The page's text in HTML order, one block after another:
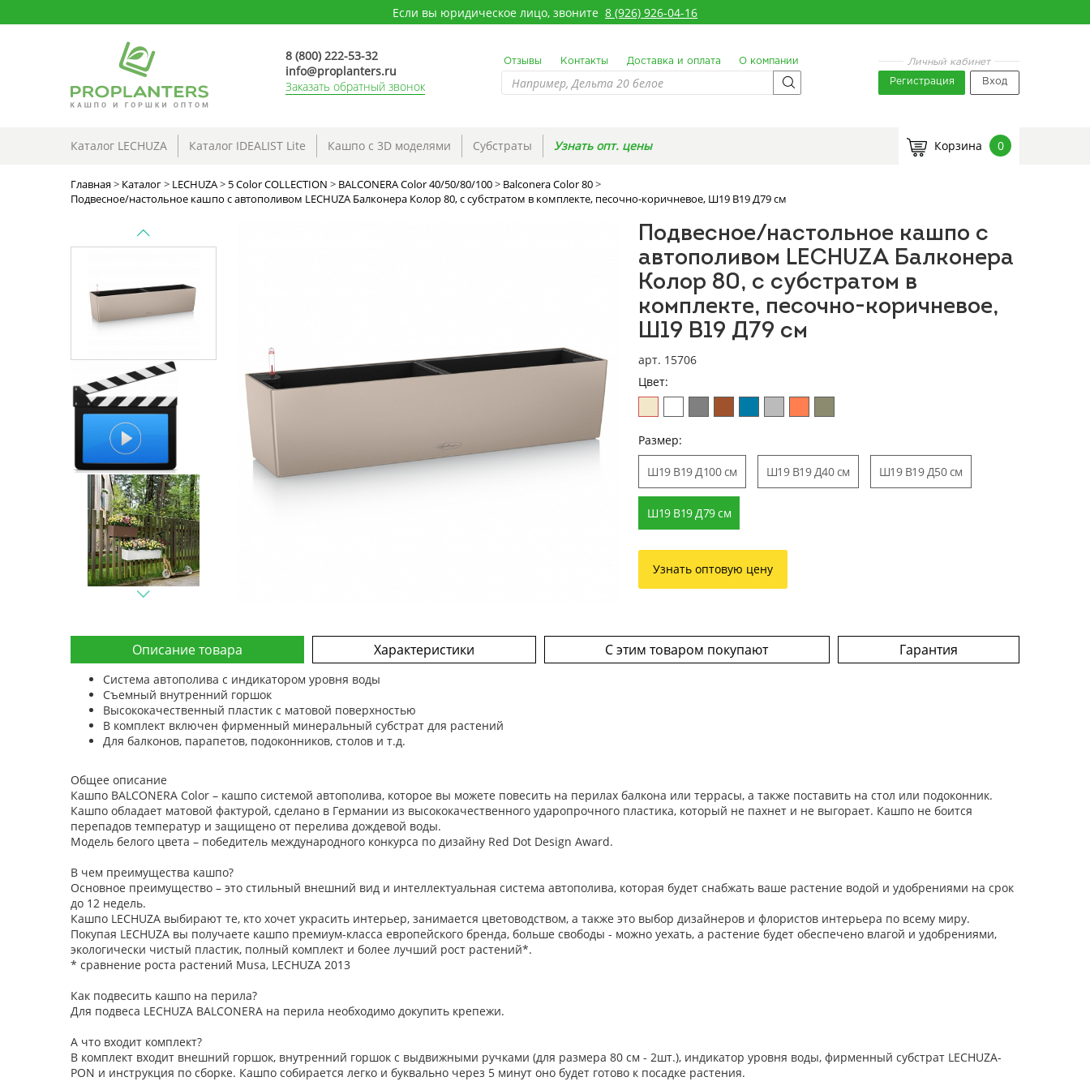
Если вы юридическое лицо, звоните 8 (926) 926-04-16
8 (800) 222-53-32
info@proplanters.ru
Заказать обратный звонок
Отзывы Контакты Доставка и оплата О компании Личный кабинет
Регистрация Вход
Каталог LECHUZA Каталог IDEALIST Lite Кашпо с 3D моделями Субстраты Узнать опт. цены Корзина 0
Главная> Каталог> LECHUZA> 5 Color COLLECTION > BALCONERA Color 40/50/80/100> Balconera Color 80>
Подвесное/настольное кашпо с автополивом LECHUZA Балконера Колор 80, с субстратом в комплекте, песочно-коричневое, Ш19 В19 Д79 см
Подвесное/настольное кашпо с
автополивом LECHUZA Балконера
Колор 80, с субстратом в
комплекте, песочно-коричневое,
Ш19 В19 Д79 см
арт. 15706
Цвет:
Размер:
Ш19 В19 Д100 см Ш19 В19 Д40 см Ш19 В19 Д50 см
Ш19 В19 Д79 см
Узнать оптовую цену
Описание товара Характеристики С этим товаром покупают Гарантия
Система автополива с индикатором уровня воды
Съемный внутренний горшок
Высококачественный пластик с матовой поверхностью
В комплект включен фирменный минеральный субстрат для растений
Для балконов, парапетов, подоконников, столов и т.д.
Общее описание
Кашпо BALCONERA Color – кашпо системой автополива, которое вы можете повесить на перилах балкона или террасы, а также поставить на стол или подоконник.
Кашпо обладает матовой фактурой, сделано в Германии из высококачественного ударопрочного пластика, который не пахнет и не выгорает. Кашпо не боится
перепадов температур и защищено от перелива дождевой воды.
Модель белого цвета – победитель международного конкурса по дизайну Red Dot Design Award.
В чем преимущества кашпо?
Основное преимущество – это стильный внешний вид и интеллектуальная система автополива, которая будет снабжать ваше растение водой и удобрениями на срок
до 12 недель.
Кашпо LECHUZA выбирают те, кто хочет украсить интерьер, занимается цветоводством, а также это выбор дизайнеров и флористов интерьера по всему миру.
Покупая LECHUZA вы получаете кашпо премиум-класса европейского бренда, больше свободы - можно уехать, а растение будет обеспечено влагой и удобрениями,
экологически чистый пластик, полный комплект и более лучший рост растений*.
* сравнение роста растений Musa, LECHUZA 2013
Как подвесить кашпо на перила?
Для подвеса LECHUZA BALCONERA на перила необходимо докупить крепежи.
А что входит комплект?
В комплект входит внешний горшок, внутренний горшок с выдвижными ручками (для размера 80 см - 2шт.), индикатор уровня воды, фирменный субстрат LECHUZA-
PON и инструкция по сборке. Кашпо собирается легко и буквально через 5 минут оно будет готово к посадке растения.